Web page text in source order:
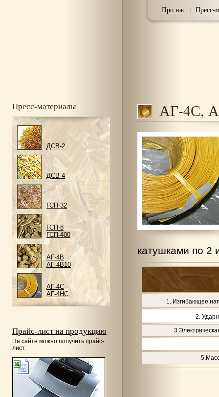
Про нас | Пресс-
Пресс-материалы
ДСВ-2
ДСВ-4
ГСП-32
ГСП-8
ГСП-400
АГ-4В
АГ-4В10
АГ-4С
АГ-4НС
Прайс-лист на продукцию
На сайте можно получить прайс-
лист.
АГ-4С,
катушками по 2
1. Изгибающее
2.